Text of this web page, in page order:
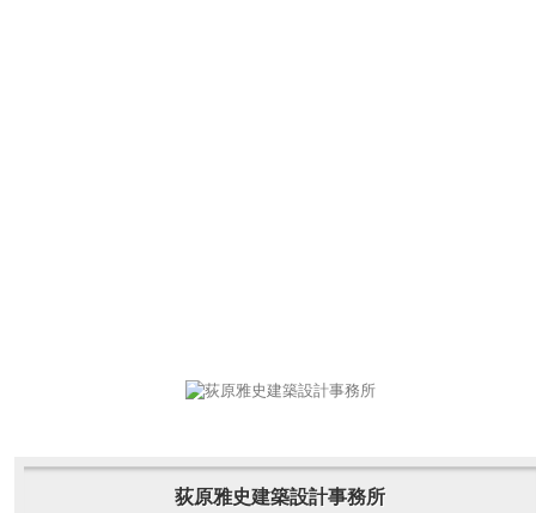
荻原雅史建築設計事務所